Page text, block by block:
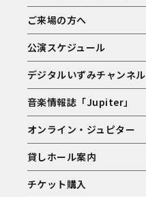
ご来場の方へ
公演スケジュール
デジタルいずみチャンネル
音楽情報誌「Jupiter」
オンライン・ジュピター
貸しホール案内
チケット購入